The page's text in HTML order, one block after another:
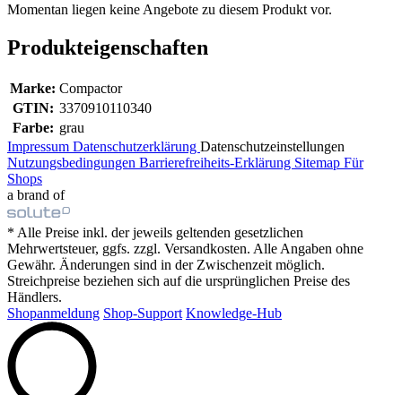
Momentan liegen keine Angebote zu diesem Produkt vor.
Produkteigenschaften
Marke: Compactor
GTIN: 3370910110340
Farbe: grau
Impressum Datenschutzerklärung Datenschutzeinstellungen
Nutzungsbedingungen Barrierefreiheits-Erklärung Sitemap Für
Shops
a brand of
* Alle Preise inkl. der jeweils geltenden gesetzlichen
Mehrwertsteuer, ggfs. zzgl. Versandkosten. Alle Angaben ohne
Gewähr. Änderungen sind in der Zwischenzeit möglich.
Streichpreise beziehen sich auf die ursprünglichen Preise des
Händlers.
Shopanmeldung Shop-Support Knowledge-Hub